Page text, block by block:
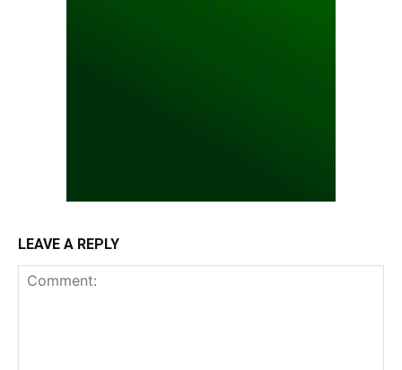
LEAVE A REPLY